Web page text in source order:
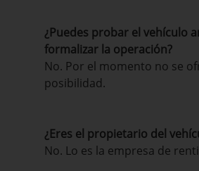
¿Puedes probar el vehículo
formalizar la operación?
No. Por el momento no se
posibilidad.
¿Eres el propietario del
No. Lo es la empresa de